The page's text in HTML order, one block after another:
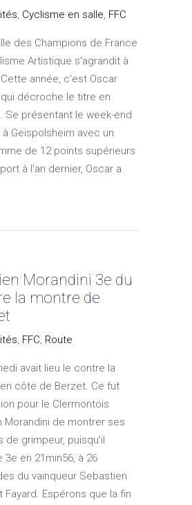
, Cyclisme en salle, FFC
des Champions de France
Artistique s'agrandit à
Cette année, c'est Oscar
décroche le titre en
Se présentant le week-end
Geispolsheim avec un
de 12 points supérieurs
à l'an dernier, Oscar a
Morandini 3e du
la montre de
, FFC, Route
avait lieu le contre la
côte de Berzet. Ce fut
pour le Clermontois
Morandini de montrer ses
de grimpeur, puisqu'il
3e en 21min56, à 26
du vainqueur Sebastien
Fayard. Espérons que la fin